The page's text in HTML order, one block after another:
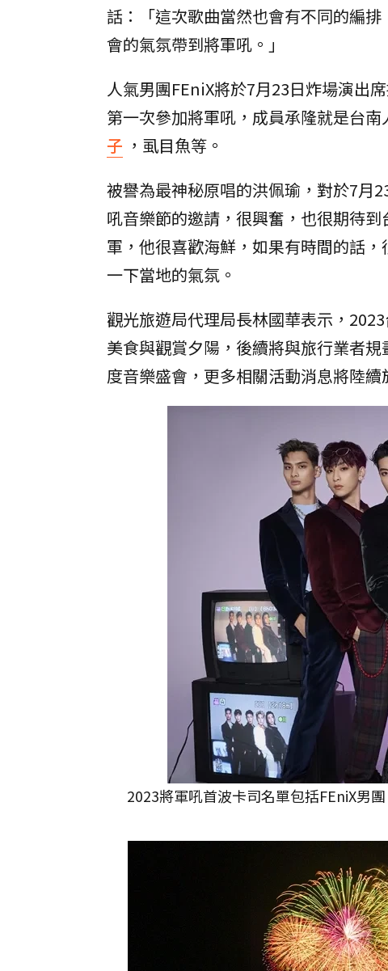
話：「這次歌曲當然也會有不同的編
會的氣氛帶到將軍吼。」
人氣男團FEniX將於7月23日炸場演出
第一次參加將軍吼，成員承隆就是台
子 ，虱目魚等。
被譽為最神秘原唱的洪佩瑜，對於7月
吼音樂節的邀請，很興奮，也很期待
軍，他很喜歡海鮮，如果有時間的話
一下當地的氣氛。
觀光旅遊局代理局長林國華表示，
美食與觀賞夕陽，後續將與旅行業者規
度音樂盛會，更多相關活動消息將陸
2023將軍吼首波卡司名單包括FEniX男